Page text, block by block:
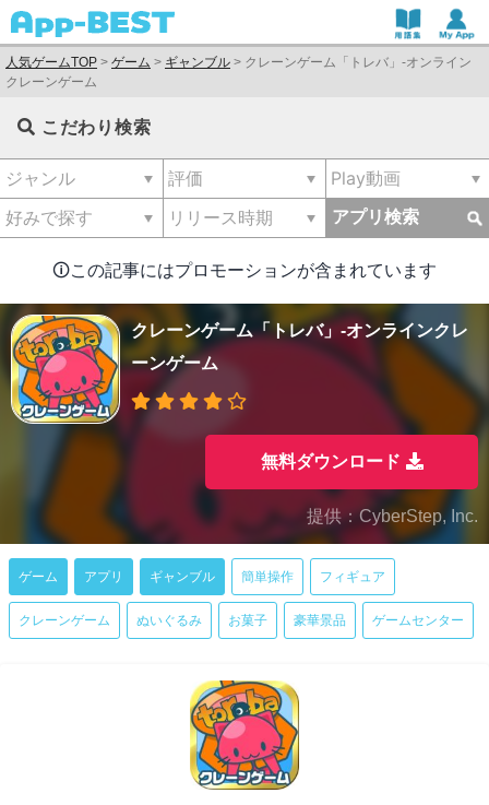
人気ゲームTOP > ゲーム > ギャンブル > クレーンゲーム「トレバ」-オンライン
クレーンゲーム
こだわり検索
アプリ検索
🛈この記事にはプロモーションが含まれています
クレーンゲーム「トレバ」-オンラインクレ
ーンゲーム
無料ダウンロード
提供：CyberStep, Inc.
ゲーム アプリ ギャンブル 簡単操作 フィギュア
クレーンゲーム ぬいぐるみ お菓子 豪華景品 ゲームセンター